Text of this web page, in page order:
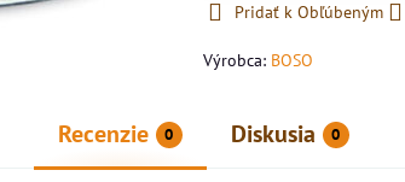
Pridať k Obľúbeným
Výrobca: BOSO
Recenzie 0 Diskusia 0